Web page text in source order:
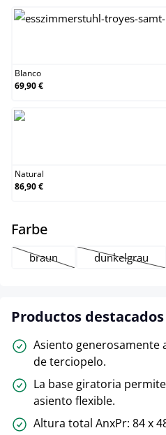
Blanco
69,90 €
Natural
86,90 €
Farbeselect
braun
(Esta opción no está
dunkelgrau
(Esta
Productos destacados
Asiento generosamente
de terciopelo.
La base giratoria
asiento flexible.
Altura total AnxPr: 84 x